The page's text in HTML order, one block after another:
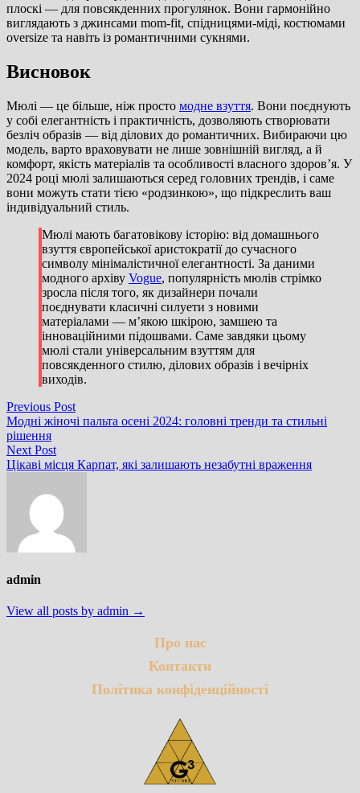
плоскі — для повсякденних прогулянок. Вони гармонійно
виглядають з джинсами mom-fit, спідницями-міді, костюмами
oversize та навіть із романтичними сукнями.
Висновок
Мюлі — це більше, ніж просто модне взуття. Вони поєднують
у собі елегантність і практичність, дозволяють створювати
безліч образів — від ділових до романтичних. Вибираючи цю
модель, варто враховувати не лише зовнішній вигляд, а й
комфорт, якість матеріалів та особливості власного здоров’я. У
2024 році мюлі залишаються серед головних трендів, і саме
вони можуть стати тією «родзинкою», що підкреслить ваш
індивідуальний стиль.
Мюлі мають багатовікову історію: від домашнього
взуття європейської аристократії до сучасного
символу мінімалістичної елегантності. За даними
модного архіву Vogue, популярність мюлів стрімко
зросла після того, як дизайнери почали
поєднувати класичні силуети з новими
матеріалами — м’якою шкірою, замшею та
інноваційними підошвами. Саме завдяки цьому
мюлі стали універсальним взуттям для
повсякденного стилю, ділових образів і вечірніх
виходів.
Навігація
записів
Previous PostPrevious
post:
Модні жіночі пальта осені 2024: головні тренди та стильні
рішення
Next PostNext
post:
Цікаві місця Карпат, які залишають незабутні враження
admin
View all posts by admin →
Про нас
Контакти
Політика конфіденційності